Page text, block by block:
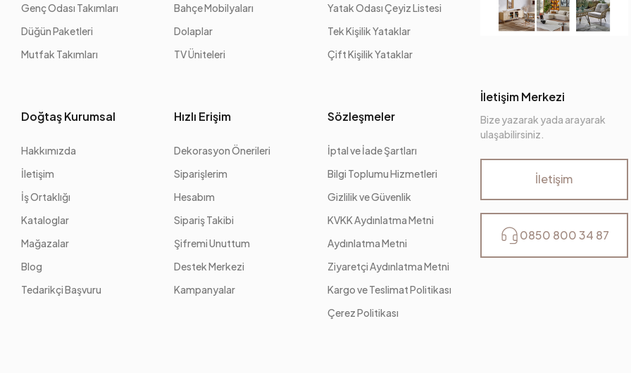
Genç Odası Takımları
Düğün Paketleri
Mutfak Takımları
Bahçe Mobilyaları
Dolaplar
TV Üniteleri
Yatak Odası Çeyiz Listesi
Tek Kişilik Yataklar
Çift Kişilik Yataklar
Doğtaş Kurumsal
Hakkımızda
İletişim
İş Ortaklığı
Kataloglar
Mağazalar
Blog
Tedarikçi Başvuru
Hızlı Erişim
Dekorasyon Önerileri
Siparişlerim
Hesabım
Sipariş Takibi
Şifremi Unuttum
Destek Merkezi
Kampanyalar
Sözleşmeler
İptal ve İade Şartları
Bilgi Toplumu Hizmetleri
Gizlilik ve Güvenlik
KVKK Aydınlatma Metni
Aydınlatma Metni
Ziyaretçi Aydınlatma Metni
Kargo ve Teslimat Politikası
Çerez Politikası
İletişim Merkezi
Bize yazarak yada arayarak
ulaşabilirsiniz.
İletişim
0850 800 34 87